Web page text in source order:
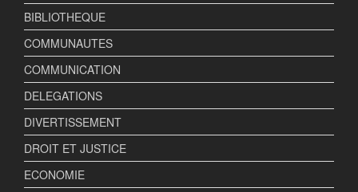
BIBLIOTHEQUE
COMMUNAUTES
COMMUNICATION
DELEGATIONS
DIVERTISSEMENT
DROIT ET JUSTICE
ECONOMIE